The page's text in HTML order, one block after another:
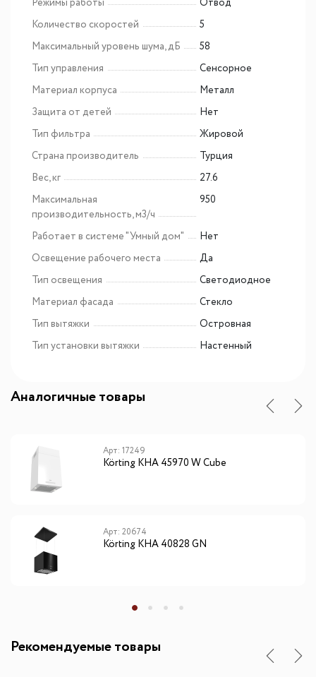
Режимы работы
Отвод
Количество скоростей
5
Максимальный уровень шума, дБ
58
Тип управления
Сенсорное
Материал корпуса
Металл
Защита от детей
Нет
Тип фильтра
Жировой
Страна производитель
Турция
Вес, кг
27.6
Максимальная
производительность, м3/ч
950
Работает в системе "Умный дом"
Нет
Освещение рабочего места
Да
Тип освещения
Светодиодное
Материал фасада
Стекло
Тип вытяжки
Островная
Тип установки вытяжки
Настенный
Аналогичные товары
Арт: 17249
Körting KHA 45970 W Cube
Арт: 20674
Körting KHA 40828 GN
Рекомендуемые товары